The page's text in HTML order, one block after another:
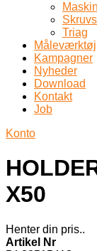
Triag
Måleværktøj
Kampagner
Nyheder
Download
Kontakt
Job
Konto
X50
Henter din pris..
Artikel Nr